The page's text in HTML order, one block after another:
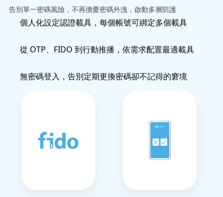
告別單一密碼風險，不再擔憂密碼外洩，啟動多層防護
個人化設定認證載具，每個帳號可綁定多個載具
從 OTP、FIDO 到行動推播，依需求配置最適載具
無密碼登入，告別定期更換密碼卻不記得的窘境